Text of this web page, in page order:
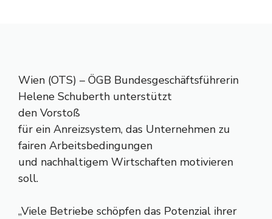
Wien (OTS) – ÖGB Bundesgeschäftsführerin
Helene Schuberth unterstützt
den Vorstoß
für ein Anreizsystem, das Unternehmen zu
fairen Arbeitsbedingungen
und nachhaltigem Wirtschaften motivieren
soll.
„Viele Betriebe schöpfen das Potenzial ihrer